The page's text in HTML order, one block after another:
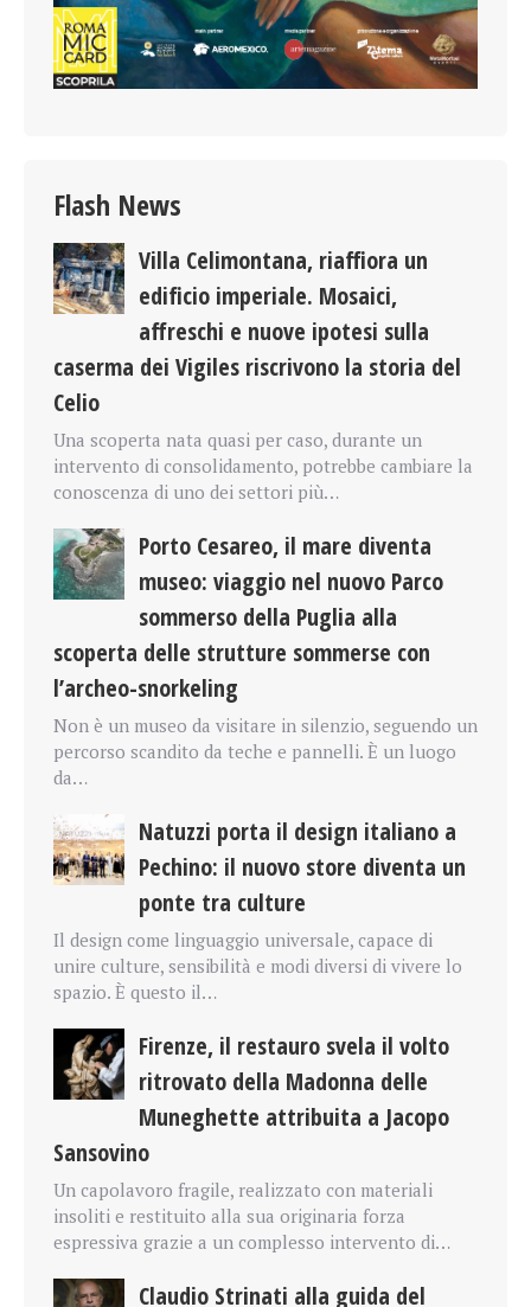
Flash News
Villa Celimontana, riaffiora un
edificio imperiale. Mosaici,
affreschi e nuove ipotesi sulla
caserma dei Vigiles riscrivono la storia del
Celio
Una scoperta nata quasi per caso, durante un
intervento di consolidamento, potrebbe cambiare la
conoscenza di uno dei settori più…
Porto Cesareo, il mare diventa
museo: viaggio nel nuovo Parco
sommerso della Puglia alla
scoperta delle strutture sommerse con
l’archeo-snorkeling
Non è un museo da visitare in silenzio, seguendo un
percorso scandito da teche e pannelli. È un luogo
da…
Natuzzi porta il design italiano a
Pechino: il nuovo store diventa un
ponte tra culture
Il design come linguaggio universale, capace di
unire culture, sensibilità e modi diversi di vivere lo
spazio. È questo il…
Firenze, il restauro svela il volto
ritrovato della Madonna delle
Muneghette attribuita a Jacopo
Sansovino
Un capolavoro fragile, realizzato con materiali
insoliti e restituito alla sua originaria forza
espressiva grazie a un complesso intervento di…
Claudio Strinati alla guida del